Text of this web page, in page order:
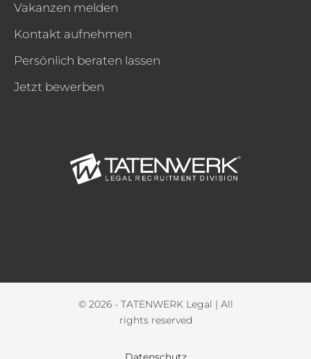
Vakanzen melden
Kontakt aufnehmen
Persönlich beraten lassen
Jetzt bewerben
© 2026 - TATENWERK Legal | All
rights reserved